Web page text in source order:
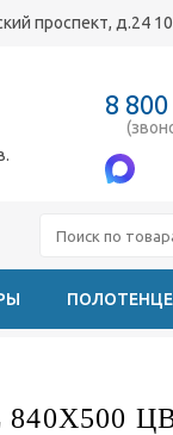
проспект, д.24
8